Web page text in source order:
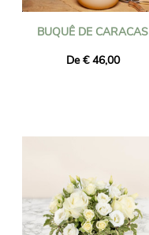
BUQUÊ DE CARACAS
De € 46,00